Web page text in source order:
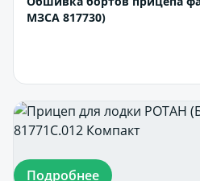
МЗСА 817730)
Подробнее